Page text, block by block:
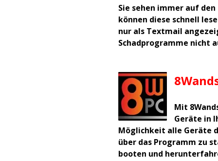
Sie sehen immer auf
können diese schnell
nur als Textmail
Schadprogramme nicht
Mit
Geräte in
Möglichkeit alle Geräte
über das Programm zu
booten und